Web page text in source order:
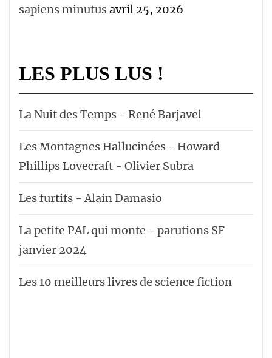
sapiens minutusavril 25, 2026
LES PLUS LUS !
La Nuit des Temps - René Barjavel
Les Montagnes Hallucinées - Howard
Phillips Lovecraft - Olivier Subra
Les furtifs - Alain Damasio
La petite PAL qui monte - parutions SF
janvier 2024
Les 10 meilleurs livres de science fiction